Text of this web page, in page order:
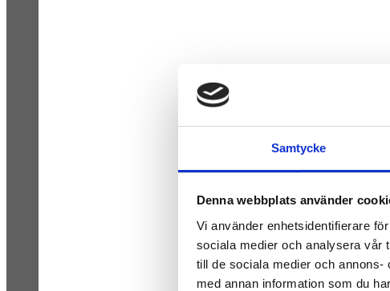
Samtycke
Denna webbplats använder
Vi använder enhetsidentifierare
sociala medier och analysera vår
till de sociala medier och
med annan information som du